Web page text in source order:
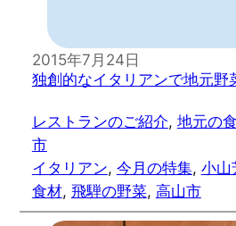
2015年7月24日
独創的なイタリアンで地元野
レストランのご紹介, 地元の食
市
イタリアン, 今月の特集, 小山
食材, 飛騨の野菜, 高山市